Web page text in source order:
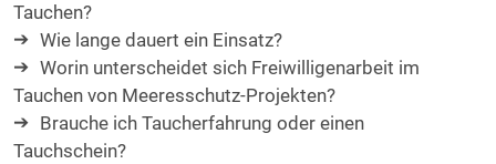
Tauchen?
Wie lange dauert ein Einsatz?
Worin unterscheidet sich Freiwilligenarbeit im
Tauchen von Meeresschutz-Projekten?
Brauche ich Taucherfahrung oder einen
Tauchschein?